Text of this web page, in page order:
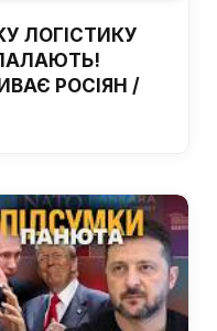
ЛОГІСТИКУ
РОСІЯН /